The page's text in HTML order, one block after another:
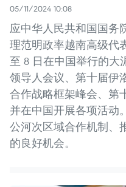
05/11/2024 10:08
应中华人民共和国国务
理范明政率越南高级代
至 8 日在中国举行的大
领导人会议、第十届伊
合作战略框架峰会、第
并在中国开展各项活动
公河次区域合作机制、
的良好机会。